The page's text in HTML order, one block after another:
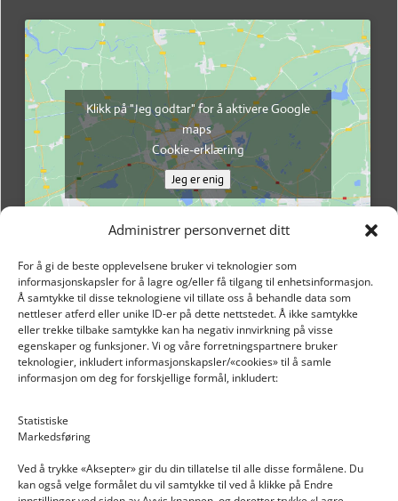
Administrer personvernet ditt
For å gi de beste opplevelsene bruker vi teknologier som
informasjonskapsler for å lagre og/eller få tilgang til enhetsinformasjon.
Å samtykke til disse teknologiene vil tillate oss å behandle data som
nettleser atferd eller unike ID-er på dette nettstedet. Å ikke samtykke
eller trekke tilbake samtykke kan ha negativ innvirkning på visse
egenskaper og funksjoner. Vi og våre forretningspartnere bruker
teknologier, inkludert informasjonskapsler/«cookies» til å samle
informasjon om deg for forskjellige formål, inkludert:
Statistiske
Markedsføring
Ved å trykke «Aksepter» gir du din tillatelse til alle disse formålene. Du
kan også velge formålet du vil samtykke til ved å klikke på Endre
Klikk på "Jeg godtar" for å aktivere Google
maps
Cookie-erklæring
Jeg er enig